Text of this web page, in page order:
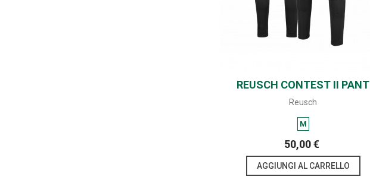
SHARE
REUSCH CONTEST II PANT
ADVANCE
Reusch
M
50,00 €
AGGIUNGI AL CARRELLO